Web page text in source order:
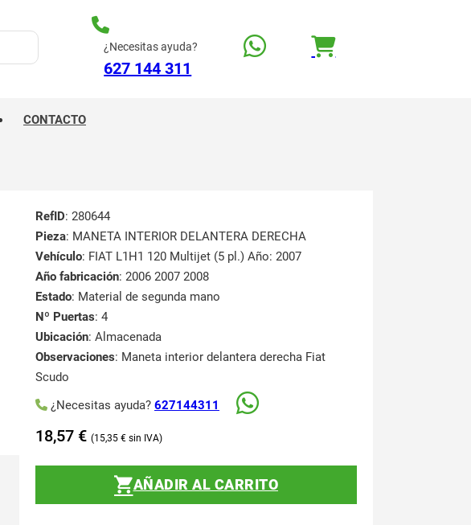
¿Necesitas ayuda?
627 144 311
CONTACTO
RefID: 280644
Pieza: MANETA INTERIOR DELANTERA DERECHA
Vehículo: FIAT L1H1 120 Multijet (5 pl.) Año: 2007
Año fabricación: 2006 2007 2008
Estado: Material de segunda mano
Nº Puertas: 4
Ubicación: Almacenada
Observaciones: Maneta interior delantera derecha Fiat
Scudo
¿Necesitas ayuda? 627144311
18,57 € 15,35 €
AÑADIR AL CARRITO